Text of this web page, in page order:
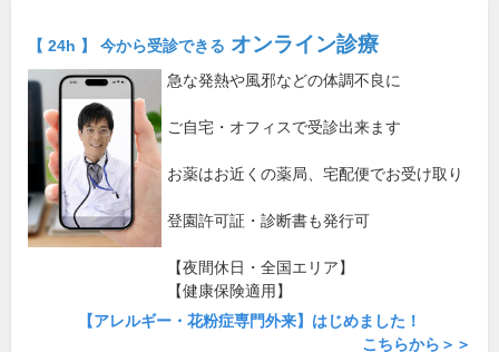
【 24h 】 今から受診できる オンライン診療
急な発熱や風邪などの体調不良に
ご自宅・オフィスで受診出来ます
お薬はお近くの薬局、宅配便でお受け取り
登園許可証・診断書も発行可
【夜間休日・全国エリア】
【健康保険適用】
【アレルギー・花粉症専門外来】はじめました！
こちらから＞＞